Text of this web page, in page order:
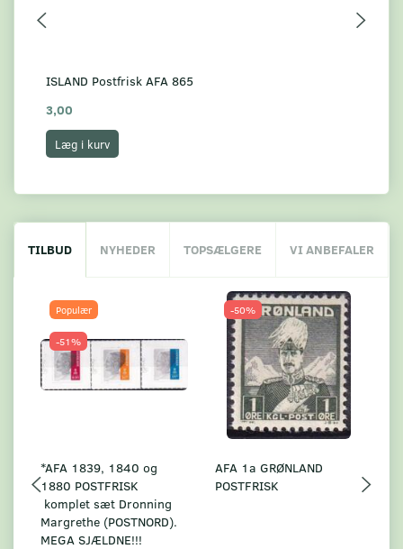
ISLAND Postfrisk AFA 865
3,00
Læg i kurv
TILBUD NYHEDER TOPSÆLGERE VI ANBEFALER
Populær
-51%
*AFA 1839, 1840 og
1880 POSTFRISK
komplet sæt Dronning
Margrethe (POSTNORD).
MEGA SJÆLDNE!!!
-50%
AFA 1a GRØNLAND
POSTFRISK